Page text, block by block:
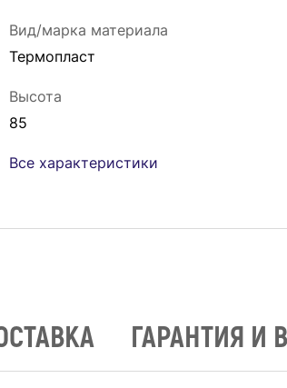
Вид/марка материала
Термопласт
Высота
85
Все характеристики
ГАРАНТИЯ И